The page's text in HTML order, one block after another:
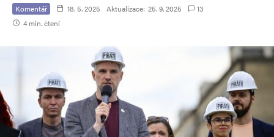
Komentář 18. 5. 2025 Aktualizace: 25. 9. 2025
13
4 min. čtení